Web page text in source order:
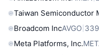
Taiwan Semiconductor
Broadcom IncAVGO
Meta Platforms, Inc.